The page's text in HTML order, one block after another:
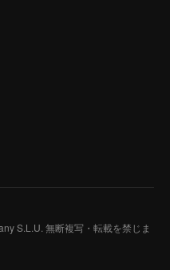
S.L.U. 無断複写・転載を禁じま